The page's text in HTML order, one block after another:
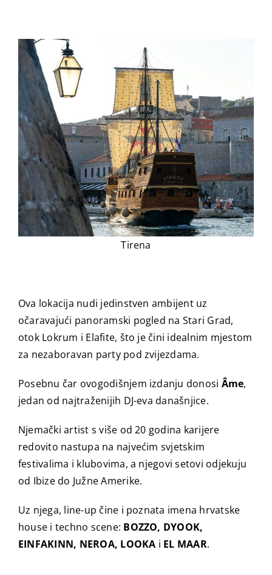
Tirena
Ova lokacija nudi jedinstven ambijent uz
očaravajući panoramski pogled na Stari Grad,
otok Lokrum i Elafite, što je čini idealnim mjestom
za nezaboravan party pod zvijezdama.
Posebnu čar ovogodišnjem izdanju donosi Âme,
jedan od najtraženijih DJ-eva današnjice.
Njemački artist s više od 20 godina karijere
redovito nastupa na najvećim svjetskim
festivalima i klubovima, a njegovi setovi odjekuju
od Ibize do Južne Amerike.
Uz njega, line-up čine i poznata imena hrvatske
house i techno scene: BOZZO, DYOOK,
EINFAKINN, NEROA, LOOKA i EL MAAR.